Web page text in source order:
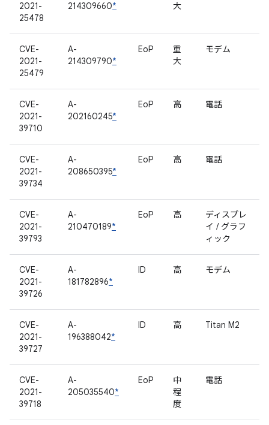
2021-
25478
214309660*
大
CVE-
2021-
25479
A-
214309790*
EoP
重
大
モデム
CVE-
2021-
39710
A-
202160245*
EoP 高 電話
CVE-
2021-
39734
A-
208650395*
EoP 高 電話
CVE-
2021-
39793
A-
210470189*
EoP 高
ディスプレ
イ / グラフ
ィック
CVE-
2021-
39726
A-
181782896*
ID 高 モデム
CVE-
2021-
39727
A-
196388042*
ID 高 Titan M2
CVE-
2021-
39718
A-
205035540*
EoP
中
程
度
電話